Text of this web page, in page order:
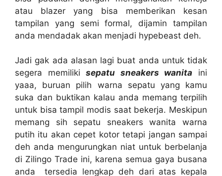
atau blazer yang bisa memberikan kesan
tampilan yang semi formal, dijamin tampilan
anda mendadak akan menjadi hypebeast deh.
Jadi gak ada alasan lagi buat anda untuk tidak
segera memilikisepatu sneakers wanita ini
yaaa, buruan pilih warna sepatu yang kamu
suka dan buktikan kalau anda memang terpilih
untuk bisa tampil modis saat bekerja. Meskipun
memang sih sepatu sneakers wanita warna
putih itu akan cepet kotor tetapi jangan sampai
deh anda mengurungkan niat untuk berbelanja
di Zilingo Trade ini, karena semua gaya busana
anda tersedia lengkap deh dari atas kepala